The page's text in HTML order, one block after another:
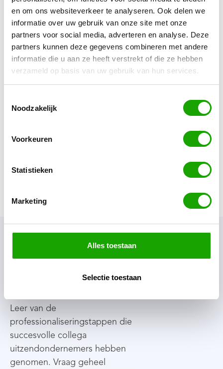
en om ons websiteverkeer te analyseren. Ook delen we
informatie over uw gebruik van onze site met onze
partners voor social media, adverteren en analyse. Deze
partners kunnen deze gegevens combineren met andere
informatie die u aan ze heeft verstrekt of die ze hebben
verzameld op basis van uw gebruik van hun services.
Noodzakelijk
Voorkeuren
Statistieken
Marketing
Alles toestaan
Selectie toestaan
met het oog op later”.
De Rode Draad
De grootste professionaliseringstap bij marketing
is het aannemen van personeel. Vier van de vijf
bureaus noemden dat als mijlpaal. Opvallend is dat
daarvan de helft (SOMA Works en 365Werk) die
de andere helft eerder (STONE) of later (NestrX).
achtten de betrokken partijen noodzakelijk om de
naamsbekendheid en vindbaarheid voor klant en
Vraag gratis aan
Uitzendbureau
Groeiboek deel 2 –
Professionaliseren doe
Leer van de
professionaliseringstappen die
succesvolle collega
uitzendondernemers hebben
genomen. Vraag geheel